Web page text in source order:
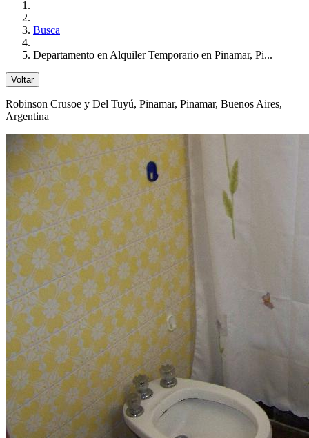
Busca
Departamento en Alquiler Temporario en Pinamar, Pi...
Voltar
Robinson Crusoe y Del Tuyú, Pinamar, Pinamar, Buenos Aires,
Argentina